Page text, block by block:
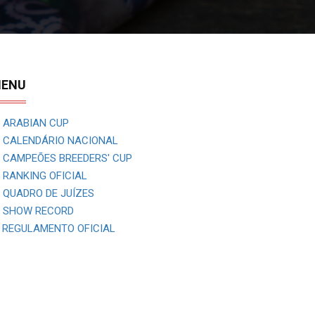
ARABIAN CUP
CALENDÁRIO NACIONAL
CAMPEÕES BREEDERS' CUP
RANKING OFICIAL
QUADRO DE JUÍZES
SHOW RECORD
REGULAMENTO OFICIAL